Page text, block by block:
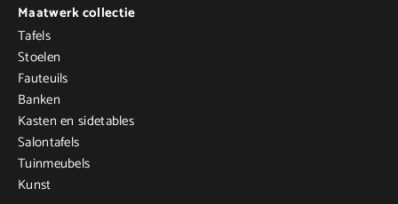
Maatwerk collectie
Tafels
Stoelen
Fauteuils
Banken
Kasten en sidetables
Salontafels
Tuinmeubels
Kunst